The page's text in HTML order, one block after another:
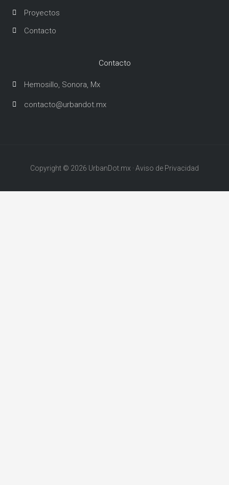
Proyectos
Contacto
Contacto
Hemosillo, Sonora, Mx
contacto@urbandot.mx
Copyright © 2026 UrbanDot.mx · Aviso de Privacidad